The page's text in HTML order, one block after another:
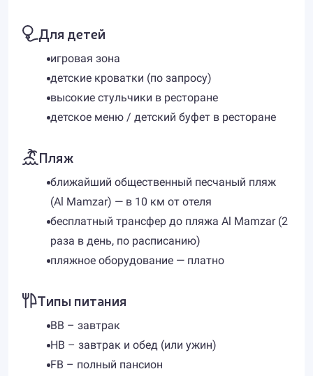
Для детей
игровая зона
детские кроватки (по запросу)
высокие стульчики в ресторане
детское меню / детский буфет в ресторане
Пляж
ближайший общественный песчаный пляж
(Al Mamzar) — в 10 км от отеля
бесплатный трансфер до пляжа Al Mamzar (2
раза в день, по расписанию)
пляжное оборудование — платно
Типы питания
BB – завтрак
HB – завтрак и обед (или ужин)
FB – полный пансион